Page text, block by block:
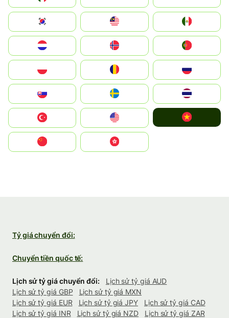
South Korea
United States
中國香港特別行政區
Tỷ giá chuyển đổi:
Chuyển tiền quốc tế:
Lịch sử tỷ giá chuyển đổi:
Lịch sử tỷ giá AUD
Lịch sử tỷ giá GBP
Lịch sử tỷ giá MXN
Lịch sử tỷ giá EUR
Lịch sử tỷ giá JPY
Lịch sử tỷ giá CAD
Lịch sử tỷ giá INR
Lịch sử tỷ giá NZD
Lịch sử tỷ giá ZAR